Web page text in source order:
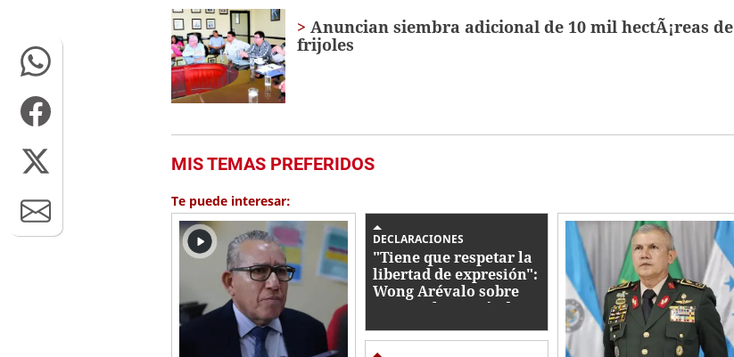
Anuncian siembra adicional de 10 mil hectÃ¡reas de
frijoles
MIS TEMAS PREFERIDOS
Te puede interesar:
DECLARACIONES
"Tiene que respetar la
libertad de expresión":
Wong Arévalo sobre
Roosevelt Hernández